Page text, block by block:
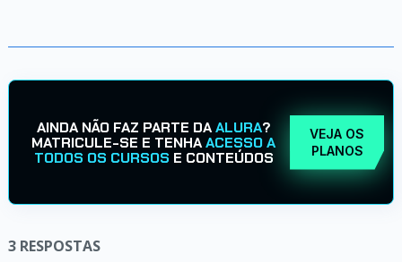
AINDA NÃO FAZ PARTE DAALURA?
MATRICULE-SE E TENHAACESSO A
TODOS OS CURSOS E CONTEÚDOS
VEJA OS
PLANOS
3 RESPOSTAS